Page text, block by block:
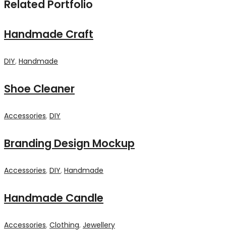
Related Portfolio
Handmade Craft
DIY, Handmade
Shoe Cleaner
Accessories, DIY
Branding Design Mockup
Accessories, DIY, Handmade
Handmade Candle
Accessories, Clothing, Jewellery